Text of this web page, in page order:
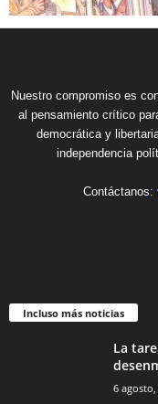
Nuestro compromiso es
al pensamiento crítico
democrática y
independencia
Contáctanos:
Incluso más noticias
La
6 agosto,